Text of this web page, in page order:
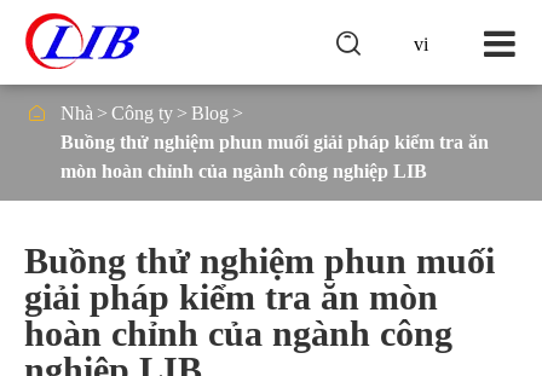
vi

 Nhà Công ty
Blog
Buồng thử nghiệm phun muối giải pháp kiểm tra ăn
mòn hoàn chỉnh của ngành công nghiệp LIB
Buồng thử nghiệm phun muối
giải pháp kiểm tra ăn mòn
hoàn chỉnh của ngành công